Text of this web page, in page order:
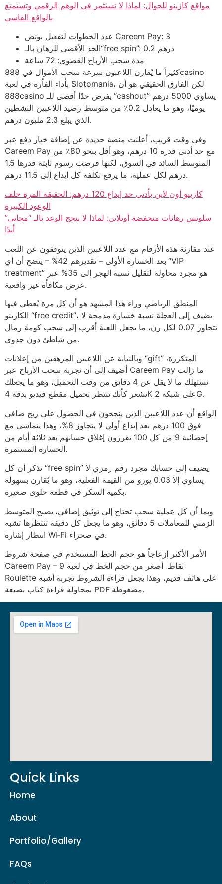
مواقع كازينو للجوال: لماذا لا تستثمر في الوهم الرقمي وتستمتع
بالواقع القاسي
عدد الخطوات لتفعيل بونص Careem Pay: 3
الحد الأقصى للرهان بالـ“free spin”: 0.2 درهم
مدة سحب الأرباح القصوى: 72 ساعة
كثيراً ما يُقارن اللاعبون سرعة سحب الأموال في 888casino
بأداء الفأرة في لعبة Slotomania، لكن الفارق الحقيقي هو أن
888casino يفرض حدًا أقصى للـ “cashout” يساوي 5000 درهم
يوميًا، وهو ما يعادل 0.2٪ من متوسط رصيد اللاعبين النشطين
الذي يبلغ 2.3 مليون درهم.
وفي وقت قريب، أعلنت منصة جديدة عن إضافة خيار دفع عبر
Careem Pay مع حد أدنى قدره 10 درهم، وهو أقل بنحو 80٪ من
المتوسط السائد في السوق، لكنها فرضت رسوم ثابتة قدرها 1.5
درهم لكل عملية، ما يرفع تكلفة كل إيداع إلى 11.5 درهم.
كازينو أون لاين بأدنى حد إيداع 120 درهم: الحقيقة المرة خلف
الوعود الكبيرة
سلوتس رهانات منخفضة أونلاين: لماذا لا ينجح الوعد بالـ “مجاني”
أبدًا
عند مقارنة هذه الأرقام مع عدد اللاعبين الذين يتوقفون عن اللعب
بعد الخسارة الأولى – تقديرهم 42% – يتضح أن أي “VIP
treatment” هو مجرد محاولة لتقليل نسبة الهجر إلى 35% عبر
عرض مكافأة غير واقعية.
المنطق الرياضي وراء هذا المشهد هو أن كل مرة يُعطي فيها
الكازينو “free credit”، يضيف إلى العجلة نسبة خسارة مدمجة لا
تتجاوز 0.07 لكل رن، ما يجعل اللعبة أقرب إلى سحب كومة رمال
من شاطئ دون جدوى.
وبالنيابة عن اللاعبين المرهقين من إعلانات “gift” المتكررة،
أضيف إلى أن تجربة سحب الأرباح عبر Careem Pay ما زالت
تستهلك ما لا يقل عن 4 دقائق من وقت التحميل، وهو ما يجعلك
تشعر كأنك تنتظر تحميل مقطع فيديو بدقة 4K على شبكة 2G.
الواقع أن عدد اللاعبين الذين ينجحون في الحصول على ربح صافي
فوق 100 درهم بعد إيداع أولي لا يتجاوز 8%، وهذا يتماشى مع
إحصائية 9 من كل 100 يقررون إغلاق حسابهم بعد ثلاثة أيام من
الخسارة المستمرة.
تذكر أن كل “free spin” يضيف إلى حسابك مجرد رقم رمزي لا
يساوي إلا 0.03 يورو من القيمة الفعلية، وهو ما يُقارن بسهولة
بكمية السكر في قطعة حلوى صغيرة.
وبما أن كل عملية سحب تحتاج إلى توثيق إضافي، يصبح المتوسط
الزمني للمعاملات 5 دقائق، وهو ما يجعل كل دقيقة تنتظرها تشبه
انتظار إشارة Wi‑Fi في صحراء.
الأمر الأكثر إزعاجاً هو حجم الخط المستخدم في صفحة شروط
Careem Pay – 9 نقاط، أصغر من حجم الخط في لعبة
Roulette على هاتف قديم، وهذا يجعل قراءة الشروط تجربة أشبه
بمحاولة قراءة كتاب بصيغة PDF مضغوطة.
Quick Links
Home
About
Portfolio/Gallery
FAQs